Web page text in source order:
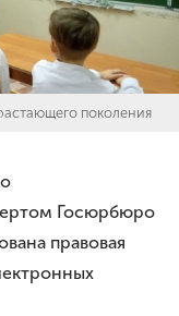
поколения
Госюрбюро
правовая